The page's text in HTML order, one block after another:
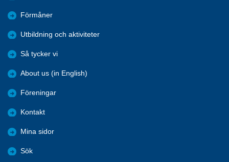
Förmåner
Utbildning och aktiviteter
Så tycker vi
About us (in English)
Föreningar
Kontakt
Mina sidor
Sök